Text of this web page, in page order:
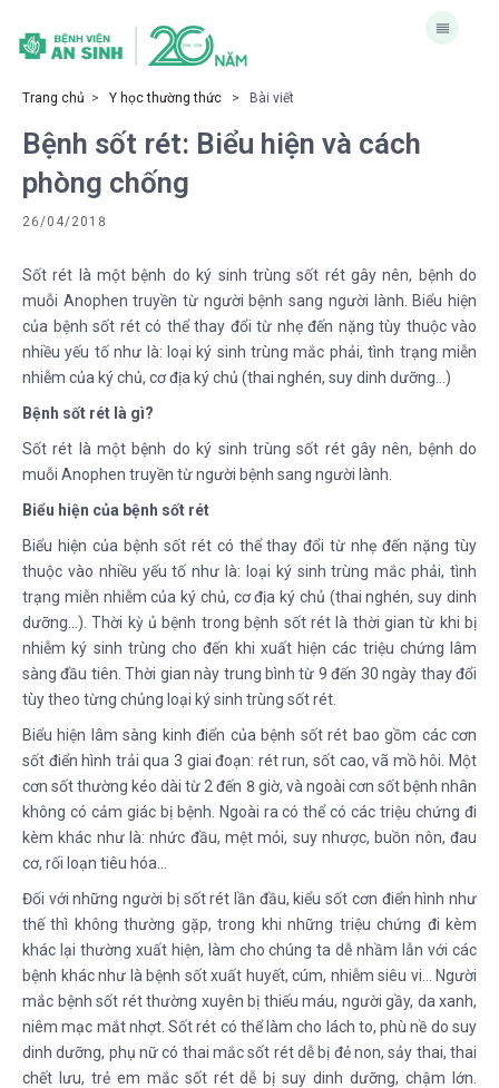
Trang chủ > Y học thường thức > Bài viết
Bệnh sốt rét: Biểu hiện và cách
phòng chống
26/04/2018
Sốt rét là một bệnh do ký sinh trùng sốt rét gây nên, bệnh do
muỗi Anophen truyền từ người bệnh sang người lành. Biểu hiện
của bệnh sốt rét có thể thay đổi từ nhẹ đến nặng tùy thuộc vào
nhiều yếu tố như là: loại ký sinh trùng mắc phải, tình trạng miễn
nhiễm của ký chủ, cơ địa ký chủ (thai nghén, suy dinh dưỡng…)
Bệnh sốt rét là gì?
Sốt rét là một bệnh do ký sinh trùng sốt rét gây nên, bệnh do
muỗi Anophen truyền từ người bệnh sang người lành.
Biểu hiện của bệnh sốt rét
Biểu hiện của bệnh sốt rét có thể thay đổi từ nhẹ đến nặng tùy
thuộc vào nhiều yếu tố như là: loại ký sinh trùng mắc phải, tình
trạng miễn nhiễm của ký chủ, cơ địa ký chủ (thai nghén, suy dinh
dưỡng…). Thời kỳ ủ bệnh trong bệnh sốt rét là thời gian từ khi bị
nhiễm ký sinh trùng cho đến khi xuất hiện các triệu chứng lâm
sàng đầu tiên. Thời gian này trung bình từ 9 đến 30 ngày thay đổi
tùy theo từng chủng loại ký sinh trùng sốt rét.
Biểu hiện lâm sàng kinh điển của bệnh sốt rét bao gồm các cơn
sốt điển hình trải qua 3 giai đoạn: rét run, sốt cao, vã mồ hôi. Một
cơn sốt thường kéo dài từ 2 đến 8 giờ, và ngoài cơn sốt bệnh nhân
không có cảm giác bị bệnh. Ngoài ra có thể có các triệu chứng đi
kèm khác như là: nhức đầu, mệt mỏi, suy nhược, buồn nôn, đau
cơ, rối loạn tiêu hóa…
Đối với những người bị sốt rét lần đầu, kiểu sốt cơn điển hình như
thế thì không thường gặp, trong khi những triệu chứng đi kèm
khác lại thường xuất hiện, làm cho chúng ta dễ nhầm lẫn với các
bệnh khác như là bệnh sốt xuất huyết, cúm, nhiễm siêu vi… Người
mắc bệnh sốt rét thường xuyên bị thiếu máu, người gầy, da xanh,
niêm mạc mắt nhợt. Sốt rét có thể làm cho lách to, phù nề do suy
dinh dưỡng, phụ nữ có thai mắc sốt rét dễ bị đẻ non, sảy thai, thai
chết lưu, trẻ em mắc sốt rét dễ bị suy dinh dưỡng, chậm lớn.